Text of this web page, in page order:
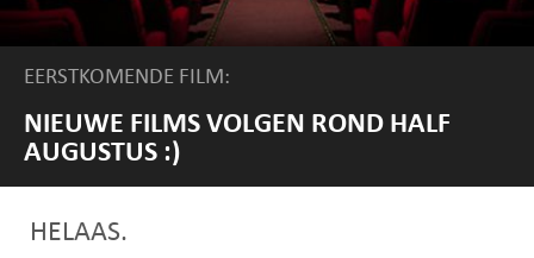
EERSTKOMENDE FILM:
NIEUWE FILMS VOLGEN ROND HALF
AUGUSTUS :)
HELAAS.